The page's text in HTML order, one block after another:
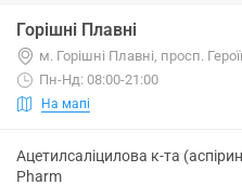
Горішні Плавні
м. Горішні Плавні, просп.
Пн-Нд: 08:00-21:00
На мапі
Ацетилсаліцилова к-та
Pharm